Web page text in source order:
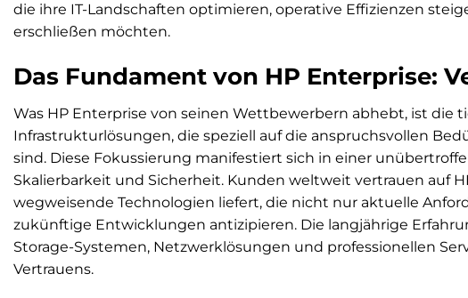
die ihre IT-Landschaften optimieren, operative Effizienzen
erschließen möchten.
Das Fundament von HP Enterprise:
Was HP Enterprise von seinen Wettbewerbern abhebt, ist die
Infrastrukturlösungen, die speziell auf die anspruchsvollen
sind. Diese Fokussierung manifestiert sich in einer
Skalierbarkeit und Sicherheit. Kunden weltweit vertrauen auf
wegweisende Technologien liefert, die nicht nur aktuelle
zukünftige Entwicklungen antizipieren. Die langjährige
Storage-Systemen, Netzwerklösungen und professionellen
Vertrauens.